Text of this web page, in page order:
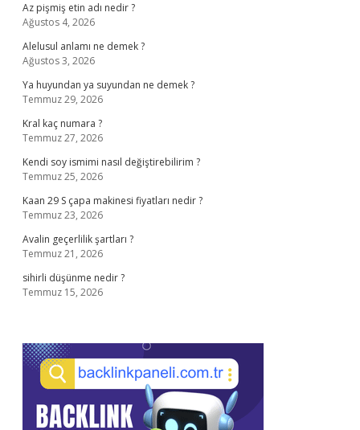
Az pişmiş etin adı nedir ?
Ağustos 4, 2026
Alelusul anlamı ne demek ?
Ağustos 3, 2026
Ya huyundan ya suyundan ne demek ?
Temmuz 29, 2026
Kral kaç numara ?
Temmuz 27, 2026
Kendi soy ismimi nasıl değiştirebilirim ?
Temmuz 25, 2026
Kaan 29 S çapa makinesi fiyatları nedir ?
Temmuz 23, 2026
Avalin geçerlilik şartları ?
Temmuz 21, 2026
sihirli düşünme nedir ?
Temmuz 15, 2026